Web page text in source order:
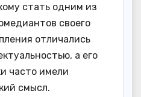
стать одним из
своего
отличались
а его
часто имели
смысл.